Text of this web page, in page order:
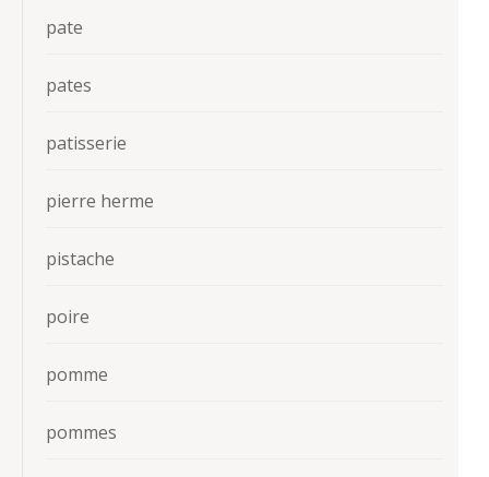
pate
pates
patisserie
pierre herme
pistache
poire
pomme
pommes